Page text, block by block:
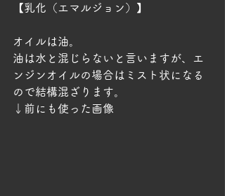
【乳化（エマルジョン）】
オイルは油。
油は水と混じらないと言いますが、エ
ンジンオイルの場合はミスト状になる
ので結構混ざります。
↓前にも使った画像